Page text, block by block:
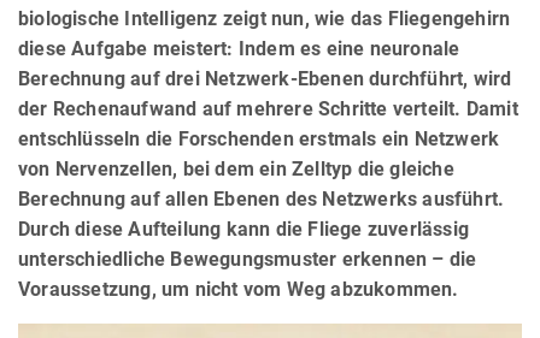
biologische Intelligenz zeigt nun, wie das Fliegengehirn
diese Aufgabe meistert: Indem es eine neuronale
Berechnung auf drei Netzwerk-Ebenen durchführt, wird
der Rechenaufwand auf mehrere Schritte verteilt. Damit
entschlüsseln die Forschenden erstmals ein Netzwerk
von Nervenzellen, bei dem ein Zelltyp die gleiche
Berechnung auf allen Ebenen des Netzwerks ausführt.
Durch diese Aufteilung kann die Fliege zuverlässig
unterschiedliche Bewegungsmuster erkennen – die
Voraussetzung, um nicht vom Weg abzukommen.